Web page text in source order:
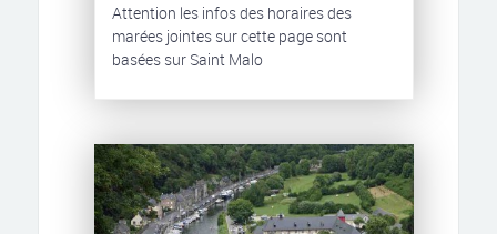
Attention les infos des horaires des
marées jointes sur cette page sont
basées sur Saint Malo